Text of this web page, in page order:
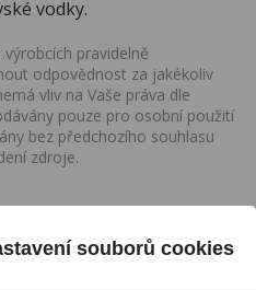
vodky.
pravidelně
odpovědnost za jakékoliv
vliv na Vaše práva dle
pouze pro osobní použití
bez předchozího souhlasu
zdroje.
akce a slevy!
souborů cookies